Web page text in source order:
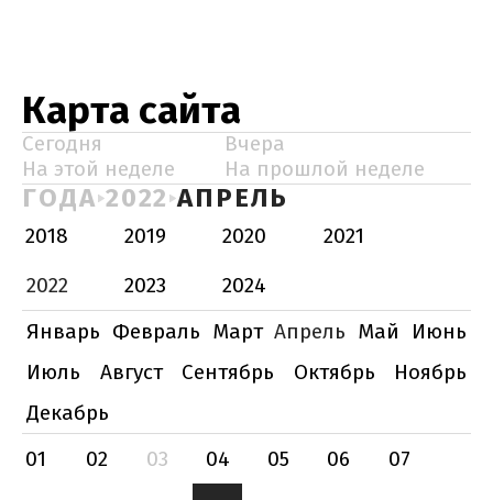
Карта сайта
Сегодня
Вчера
На этой неделе
На прошлой неделе
ГОДА 2022 АПРЕЛЬ
2018 2019 2020
2021
2022
2023
2024
Январь Февраль Март Апрель Май
Июнь
Июль
Август Сентябрь Октябрь
Ноябрь
Декабрь
01
02 03 04 05 06
07